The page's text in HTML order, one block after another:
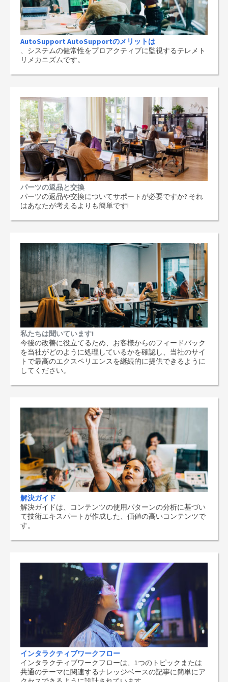
AutoSupport AutoSupportのメリットは
、システムの健常性をプロアクティブに監視するテレメト
リメカニズムです。
パーツの返品と交換
パーツの返品や交換についてサポートが必要ですか? それ
はあなたが考えるよりも簡単です!
私たちは聞いています!
今後の改善に役立てるため、お客様からのフィードバック
を当社がどのように処理しているかを確認し、当社のサイ
トで最高のエクスペリエンスを継続的に提供できるように
してください。
解決ガイド
解決ガイドは、コンテンツの使用パターンの分析に基づい
て技術エキスパートが作成した、価値の高いコンテンツで
す。
インタラクティブワークフロー
インタラクティブワークフローは、1つのトピックまたは
共通のテーマに関連するナレッジベースの記事に簡単にア